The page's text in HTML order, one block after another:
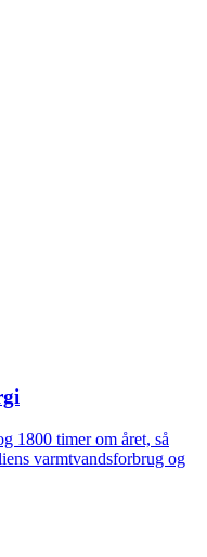
1800 timer om året, så
varmtvandsforbrug og